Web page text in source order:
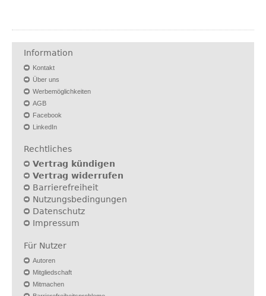
Information
Kontakt
Über uns
Werbemöglichkeiten
AGB
Facebook
LinkedIn
Rechtliches
Vertrag kündigen
Vertrag widerrufen
Barrierefreiheit
Nutzungsbedingungen
Datenschutz
Impressum
Für Nutzer
Autoren
Mitgliedschaft
Mitmachen